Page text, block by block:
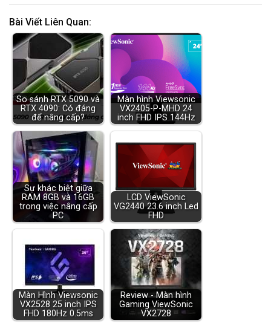
Bài Viết Liên Quan:
So sánh RTX 5090 và
RTX 4090: Có đáng
để nâng cấp?
Màn hình Viewsonic
VX2405-P-MHD 24
inch FHD IPS 144Hz
Sự khác biệt giữa
RAM 8GB và 16GB
trong việc nâng cấp
PC
LCD ViewSonic
VG2440 23.6 inch Led
FHD
Màn Hình Viewsonic
VX2528 25 inch IPS
FHD 180Hz 0.5ms
Review - Màn hình
Gaming ViewSonic
VX2728